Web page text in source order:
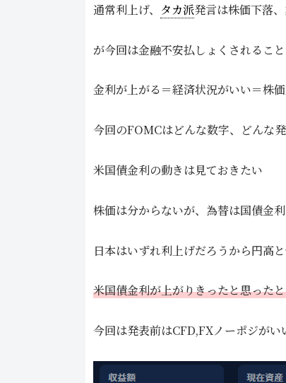
通常利上げ、 タカ派発言は株価下落
が今回は金融不安払しょくされるこ
金利が上がる＝経済状況がいい＝株
今回のFOMCはどんな数字、どんな
米国債金利の動きは見ておきたい
株価は分からないが、為替は国債金
日本はいずれ利上げだろうから円高
米国債金利が上がりきったと思った
今回は発表前はCFD,FXノーポジがい